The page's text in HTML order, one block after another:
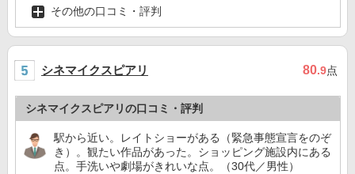
その他の口コミ・評判
シネマイクスピアリ 80.9点
シネマイクスピアリの口コミ・評判
駅から近い。レイトショーがある（緊急事態宣言をのぞ
き）。観たい作品があった。ショッピング施設内にある
点。手洗いや劇場がきれいな点。（30代／男性）